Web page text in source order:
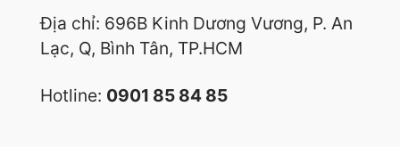
Địa chỉ: 696B Kinh Dương Vương, P. An
Lạc, Q, Bình Tân, TP.HCM
Hotline: 0901 85 84 85